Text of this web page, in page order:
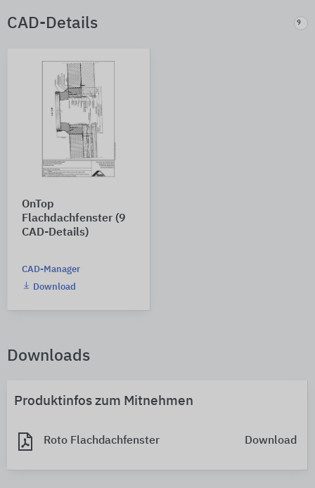
CAD-Details 9
OnTop
Flachdachfenster (9
CAD-Details)
CAD-Manager
Download
Downloads
Produktinfos zum Mitnehmen
Roto Flachdachfenster Download